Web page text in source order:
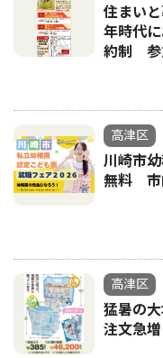
住まい
年時代
約制 参
高津区
川崎市
無料 市
高津区
猛暑の
注文急増